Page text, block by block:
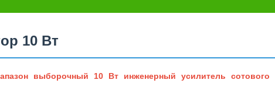
10 Вт
выборочный 10 Вт инженерный усилитель сотового